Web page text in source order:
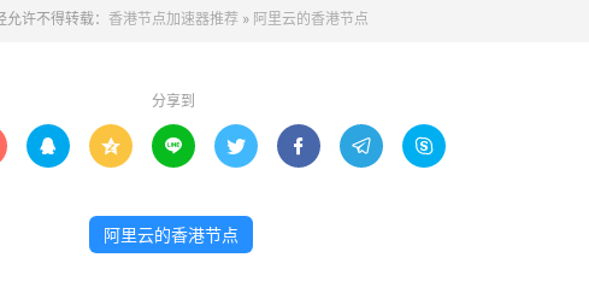
允许不得转载： 香港节点加速器推荐 » 阿里云的香港节点
分享到
      
阿里云的香港节点